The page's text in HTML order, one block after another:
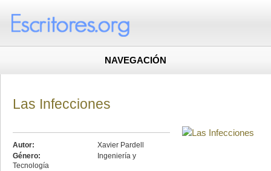
NAVEGACIÓN
Las Infecciones
Autor:
Xavier Pardell
Género:
Ingeniería y
Tecnología